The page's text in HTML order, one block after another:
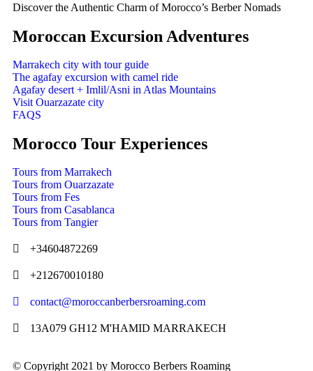
Discover the Authentic Charm of Morocco’s Berber Nomads
Moroccan Excursion Adventures
Marrakech city with tour guide
The agafay excursion with camel ride
Agafay desert + Imlil/Asni in Atlas Mountains
Visit Ouarzazate city
FAQS
Morocco Tour Experiences
Tours from Marrakech
Tours from Ouarzazate
Tours from Fes
Tours from Casablanca
Tours from Tangier
+34604872269
+212670010180
contact@moroccanberbersroaming.com
13A079 GH12 M'HAMID MARRAKECH
© Copyright 2021 by Morocco Berbers Roaming